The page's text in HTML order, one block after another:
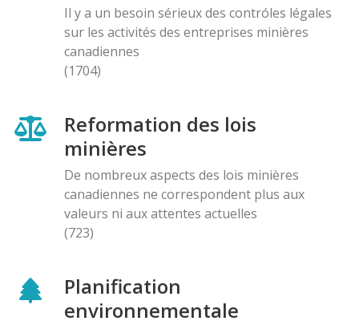
Il y a un besoin sérieux des contróles légales
sur les activités des entreprises minières
canadiennes
(1704)
Reformation des lois
minières
De nombreux aspects des lois minières
canadiennes ne correspondent plus aux
valeurs ni aux attentes actuelles
(723)
Planification
environnementale